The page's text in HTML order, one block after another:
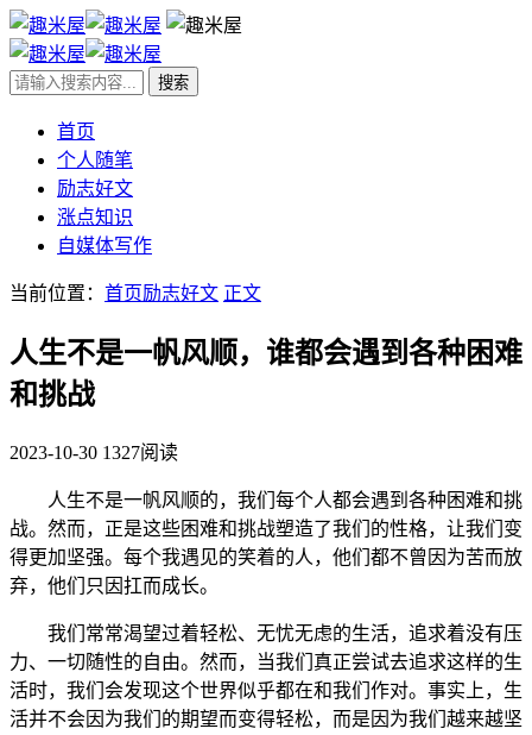
首页
个人随笔
励志好文
涨点知识
自媒体写作
当前位置： 首页励志好文 正文
人生不是一帆风顺，谁都会遇到各种困难
和挑战
2023-10-30 1327阅读
人生不是一帆风顺的，我们每个人都会遇到各种困难和挑
战。然而，正是这些困难和挑战塑造了我们的性格，让我们变
得更加坚强。每个我遇见的笑着的人，他们都不曾因为苦而放
弃，他们只因扛而成长。
我们常常渴望过着轻松、无忧无虑的生活，追求着没有压
力、一切随性的自由。然而，当我们真正尝试去追求这样的生
活时，我们会发现这个世界似乎都在和我们作对。事实上，生
活并不会因为我们的期望而变得轻松，而是因为我们越来越坚